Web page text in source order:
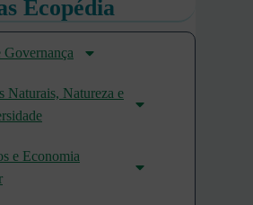
Ecopédia
Governança
Naturais, Natureza e
e Economia